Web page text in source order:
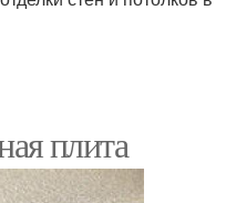
плита